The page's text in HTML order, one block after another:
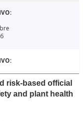
risk-based official
and plant health